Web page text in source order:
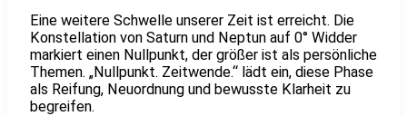
Eine weitere Schwelle unserer Zeit ist erreicht. Die
Konstellation von Saturn und Neptun auf 0° Widder
markiert einen Nullpunkt, der größer ist als persönliche
Themen. „Nullpunkt. Zeitwende.“ lädt ein, diese Phase
als Reifung, Neuordnung und bewusste Klarheit zu
begreifen.